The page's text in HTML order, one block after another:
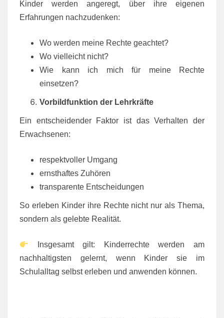
Kinder werden angeregt, über ihre eigenen
Erfahrungen nachzudenken:
Wo werden meine Rechte geachtet?
Wo vielleicht nicht?
Wie kann ich mich für meine Rechte
einsetzen?
Vorbildfunktion der Lehrkräfte
Ein entscheidender Faktor ist das Verhalten der
Erwachsenen:
respektvoller Umgang
ernsthaftes Zuhören
transparente Entscheidungen
So erleben Kinder ihre Rechte nicht nur als Thema,
sondern als gelebte Realität.
Insgesamt gilt: Kinderrechte werden am
nachhaltigsten gelernt, wenn Kinder sie im
Schulalltag selbst erleben und anwenden können.